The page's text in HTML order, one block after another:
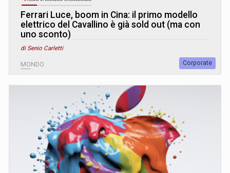
Ferrari Luce, boom in Cina: il primo modello
elettrico del Cavallino è già sold out (ma con
uno sconto)
di Senio Carletti
MONDO Corporate